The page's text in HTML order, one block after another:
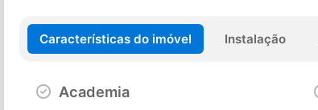
Características do imóvel Instalação
Academia